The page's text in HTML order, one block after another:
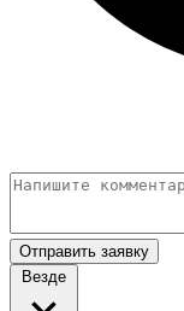
Отправить заявку
Везде